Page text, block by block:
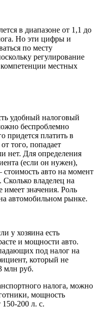
в диапазоне от 1,1 до
Но эти цифры и
по месту
регулирование
компетенции местных
удобный налоговый
беспроблемно
придется платить в
того, попадает
нет. Для определения
(если он нужен),
стоимость авто на момент
владелец на
имеет значения. Роль
автомобильном рынке.
у хозяина есть
и мощности авто.
под налог на
который не
млн руб.
налога, можно
мощность
200 л. с.